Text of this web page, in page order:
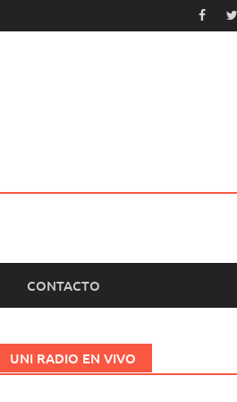
CONTACTO
UNI RADIO EN VIVO